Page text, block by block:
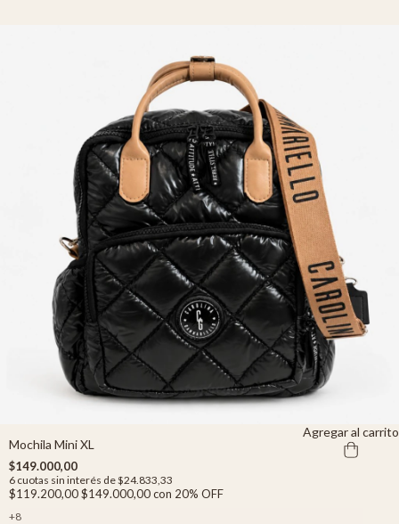
Mochila Mini XL
$149.000,00
6 cuotas sin interés de$24.833,33
$119.200,00$149.000,00con 20% OFF
+8
Agregar al carrito